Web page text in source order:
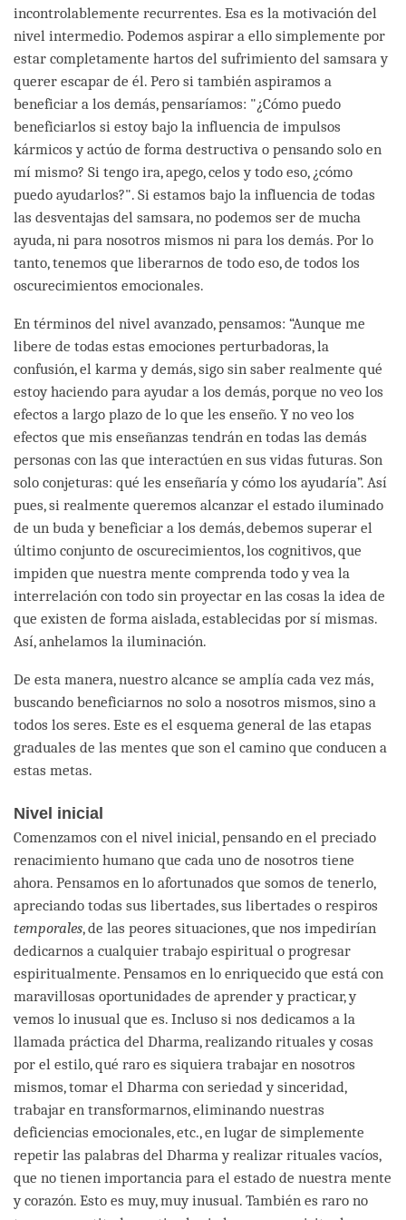
incontrolablemente recurrentes. Esa es la motivación del
nivel intermedio. Podemos aspirar a ello simplemente por
estar completamente hartos del sufrimiento del samsara y
querer escapar de él. Pero si también aspiramos a
beneficiar a los demás, pensaríamos: "¿Cómo puedo
beneficiarlos si estoy bajo la influencia de impulsos
kármicos y actúo de forma destructiva o pensando solo en
mí mismo? Si tengo ira, apego, celos y todo eso, ¿cómo
puedo ayudarlos?". Si estamos bajo la influencia de todas
las desventajas del samsara, no podemos ser de mucha
ayuda, ni para nosotros mismos ni para los demás. Por lo
tanto, tenemos que liberarnos de todo eso, de todos los
oscurecimientos emocionales.
En términos del nivel avanzado, pensamos: “Aunque me
libere de todas estas emociones perturbadoras, la
confusión, el karma y demás, sigo sin saber realmente qué
estoy haciendo para ayudar a los demás, porque no veo los
efectos a largo plazo de lo que les enseño. Y no veo los
efectos que mis enseñanzas tendrán en todas las demás
personas con las que interactúen en sus vidas futuras. Son
solo conjeturas: qué les enseñaría y cómo los ayudaría”. Así
pues, si realmente queremos alcanzar el estado iluminado
de un buda y beneficiar a los demás, debemos superar el
último conjunto de oscurecimientos, los cognitivos, que
impiden que nuestra mente comprenda todo y vea la
interrelación con todo sin proyectar en las cosas la idea de
que existen de forma aislada, establecidas por sí mismas.
Así, anhelamos la iluminación.
De esta manera, nuestro alcance se amplía cada vez más,
buscando beneficiarnos no solo a nosotros mismos, sino a
todos los seres. Este es el esquema general de las etapas
graduales de las mentes que son el camino que conducen a
estas metas.
Nivel inicial
Comenzamos con el nivel inicial, pensando en el preciado
renacimiento humano que cada uno de nosotros tiene
ahora. Pensamos en lo afortunados que somos de tenerlo,
apreciando todas sus libertades, sus libertades o respiros
temporales, de las peores situaciones, que nos impedirían
dedicarnos a cualquier trabajo espiritual o progresar
espiritualmente. Pensamos en lo enriquecido que está con
maravillosas oportunidades de aprender y practicar, y
vemos lo inusual que es. Incluso si nos dedicamos a la
llamada práctica del Dharma, realizando rituales y cosas
por el estilo, qué raro es siquiera trabajar en nosotros
mismos, tomar el Dharma con seriedad y sinceridad,
trabajar en transformarnos, eliminando nuestras
deficiencias emocionales, etc., en lugar de simplemente
repetir las palabras del Dharma y realizar rituales vacíos,
que no tienen importancia para el estado de nuestra mente
y corazón. Esto es muy, muy inusual. También es raro no